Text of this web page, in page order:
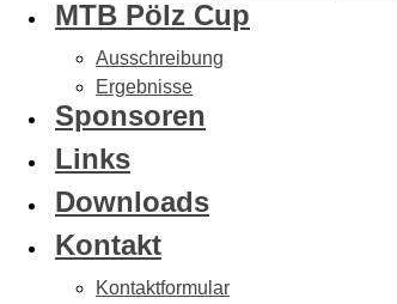
MTB Pölz Cup
Ausschreibung
Ergebnisse
Sponsoren
Links
Downloads
Kontakt
Kontaktformular